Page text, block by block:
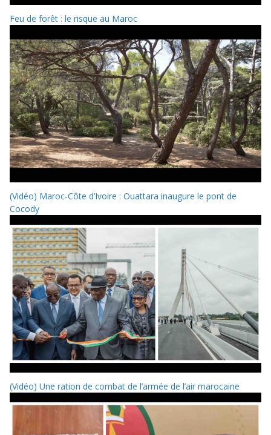
Feu de forêt : le risque au Maroc
(Vidéo) Maroc-Côte d’Ivoire : Ouattara inaugure le pont de
Cocody
(Vidéo) Une ration de combat de l’armée de l’air marocaine